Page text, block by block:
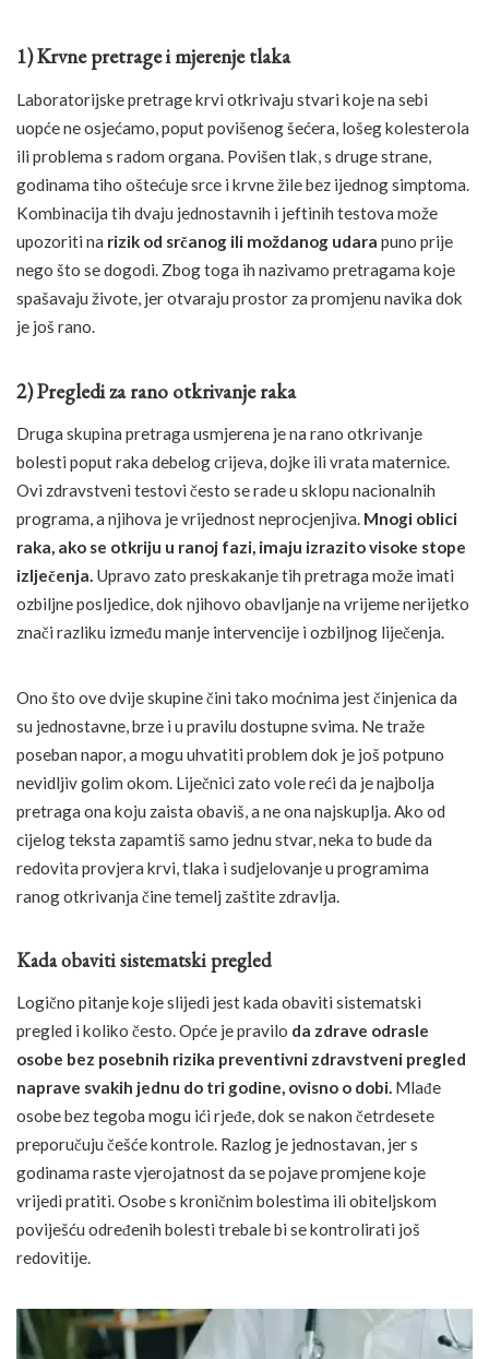
1) Krvne pretrage i mjerenje tlaka
Laboratorijske pretrage krvi otkrivaju stvari koje na sebi
uopće ne osjećamo, poput povišenog šećera, lošeg kolesterola
ili problema s radom organa. Povišen tlak, s druge strane,
godinama tiho oštećuje srce i krvne žile bez ijednog simptoma.
Kombinacija tih dvaju jednostavnih i jeftinih testova može
upozoriti na rizik od srčanog ili moždanog udara puno prije
nego što se dogodi. Zbog toga ih nazivamo pretragama koje
spašavaju živote, jer otvaraju prostor za promjenu navika dok
je još rano.
2) Pregledi za rano otkrivanje raka
Druga skupina pretraga usmjerena je na rano otkrivanje
bolesti poput raka debelog crijeva, dojke ili vrata maternice.
Ovi zdravstveni testovi često se rade u sklopu nacionalnih
programa, a njihova je vrijednost neprocjenjiva. Mnogi oblici
raka, ako se otkriju u ranoj fazi, imaju izrazito visoke stope
izlječenja. Upravo zato preskakanje tih pretraga može imati
ozbiljne posljedice, dok njihovo obavljanje na vrijeme nerijetko
znači razliku između manje intervencije i ozbiljnog liječenja.
Ono što ove dvije skupine čini tako moćnima jest činjenica da
su jednostavne, brze i u pravilu dostupne svima. Ne traže
poseban napor, a mogu uhvatiti problem dok je još potpuno
nevidljiv golim okom. Liječnici zato vole reći da je najbolja
pretraga ona koju zaista obaviš, a ne ona najskuplja. Ako od
cijelog teksta zapamtiš samo jednu stvar, neka to bude da
redovita provjera krvi, tlaka i sudjelovanje u programima
ranog otkrivanja čine temelj zaštite zdravlja.
Kada obaviti sistematski pregled
Logično pitanje koje slijedi jest kada obaviti sistematski
pregled i koliko često. Opće je pravilo da zdrave odrasle
osobe bez posebnih rizika preventivni zdravstveni pregled
naprave svakih jednu do tri godine, ovisno o dobi. Mlađe
osobe bez tegoba mogu ići rjeđe, dok se nakon četrdesete
preporučuju češće kontrole. Razlog je jednostavan, jer s
godinama raste vjerojatnost da se pojave promjene koje
vrijedi pratiti. Osobe s kroničnim bolestima ili obiteljskom
poviješću određenih bolesti trebale bi se kontrolirati još
redovitije.